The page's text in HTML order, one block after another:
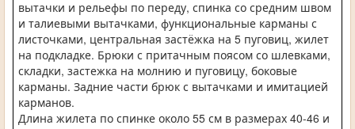
вытачки и рельефы по переду, спинка со средним швом
и талиевыми вытачками, функциональные карманы с
листочками, центральная застёжка на 5 пуговиц, жилет
на подкладке. Брюки с притачным поясом со шлевками,
складки, застежка на молнию и пуговицу, боковые
карманы. Задние части брюк с вытачками и имитацией
карманов.
Длина жилета по спинке около 55 см в размерах 40-46 и